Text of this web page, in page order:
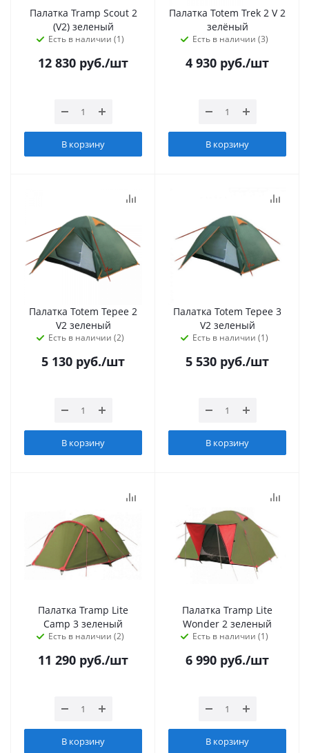
Палатка Tramp Scout 2
(V2) зеленый
Есть в наличии (1)
12 830 руб./шт
В корзину
Палатка Totem Trek 2 V 2
зелёный
Есть в наличии (3)
4 930 руб./шт
В корзину
Палатка Totem Tepee 2
V2 зеленый
Есть в наличии (2)
5 130 руб./шт
В корзину
Палатка Totem Tepee 3
V2 зеленый
Есть в наличии (1)
5 530 руб./шт
В корзину
Палатка Tramp Lite
Camp 3 зеленый
Есть в наличии (2)
11 290 руб./шт
В корзину
Палатка Tramp Lite
Wonder 2 зеленый
Есть в наличии (1)
6 990 руб./шт
В корзину